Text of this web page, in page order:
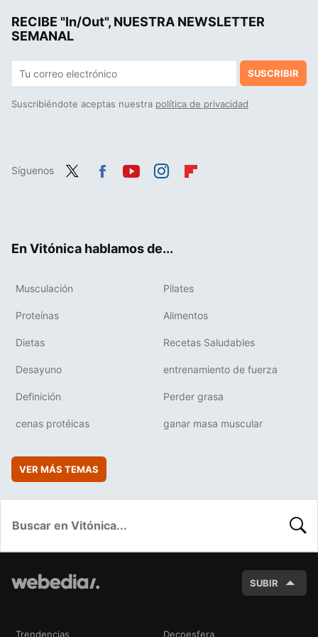
RECIBE "In/Out", NUESTRA NEWSLETTER
SEMANAL
SUSCRIBIR
Suscribiéndote aceptas nuestra política de privacidad
Síguenos
En Vitónica hablamos de...
Musculación Pilates
Proteínas Alimentos
Dietas Recetas Saludables
Desayuno entrenamiento de fuerza
Definición Perder grasa
cenas protéicas ganar masa muscular
VER MÁS TEMAS
SUBIR
Trendencias Decoesfera